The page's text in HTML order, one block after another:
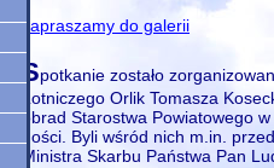
zapraszamy do galerii
Spotkanie zostało
Lotniczego Orlik Tomasza
obrad Starostwa Powiatowego w
gości. Byli wśród nich m.in.
Ministra Skarbu Państwa Pan